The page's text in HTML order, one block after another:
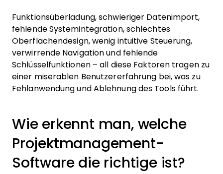
Funktionsüberladung, schwieriger Datenimport,
fehlende Systemintegration, schlechtes
Oberflächendesign, wenig intuitive Steuerung,
verwirrende Navigation und fehlende
Schlüsselfunktionen – all diese Faktoren tragen zu
einer miserablen Benutzererfahrung bei, was zu
Fehlanwendung und Ablehnung des Tools führt.
Wie erkennt man, welche
Projektmanagement-
Software die richtige ist?